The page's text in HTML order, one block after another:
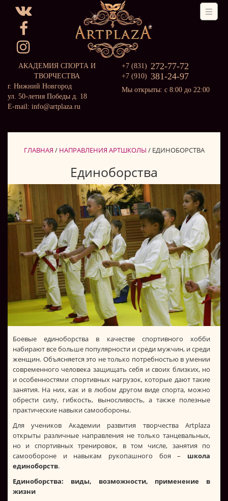
АКАДЕМИЯ СПОРТА И
ТВОРЧЕСТВА
г. Нижний Новгород
ул. 50-летия Победы д. 18
E-mail: info@artplaza.ru
+7 (831) 272-77-72
+7 (910) 381-24-97
Мы открыты: с 8:00 до 22:00
ГЛАВНАЯ / НАПРАВЛЕНИЯ АРТШКОЛЫ / ЕДИНОБОРСТВА
Единоборства
Боевые единоборства в качестве спортивного хобби
набирают все больше популярности и среди мужчин, и среди
женщин. Объясняется это не только потребностью в умении
современного человека защищать себя и своих близких, но
и особенностями спортивных нагрузок, которые дают такие
занятия. На них, как и в любом другом виде спорта, можно
обрести силу, гибкость, выносливость, а также полезные
практические навыки самообороны.
Для учеников Академии развития творчества Artplaza
открыты различные направления не только танцевальных,
но и спортивных тренировок, в том числе, занятия по
самообороне и навыкам рукопашного боя – школа
единоборств.
Единоборства: виды, возможности, применение в
жизни